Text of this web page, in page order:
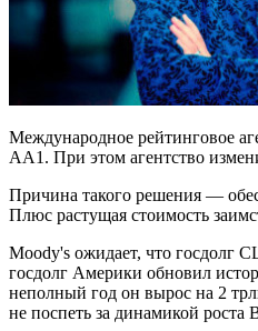
Международное рейтинговое
АА1. При этом агентство
Причина такого решения —
Плюс растущая стоимость
Moody's ожидает, что госдолг
госдолг Америки обновил
неполный год он вырос на 2
не поспеть за динамикой